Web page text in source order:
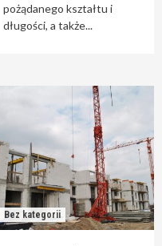
pożądanego kształtu i
długości, a także...
Bez kategorii